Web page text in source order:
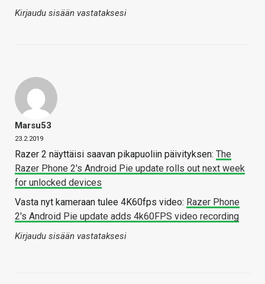
Kirjaudu sisään vastataksesi
Marsu53
23.2.2019
Razer 2 näyttäisi saavan pikapuoliin päivityksen: The
Razer Phone 2's Android Pie update rolls out next week
for unlocked devices
Vasta nyt kameraan tulee 4K60fps video: Razer Phone
2's Android Pie update adds 4k60FPS video recording
Kirjaudu sisään vastataksesi